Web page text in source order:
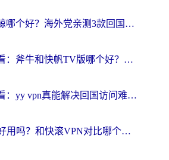
穿梭和巨鲸哪个好？海外党亲测3款回国加速器，教你避开90%的坑
海外党必看：斧牛和快帆TV版哪个好？3分钟选对回国加速器，无缝刷B站、追热剧
海外党必看：yy vpn真能解决回国访问难题？附云极initap测评+免费方案对比
穿梭VPN好用吗？和快滚VPN对比哪个回国效果更好？海外党选回国加速器必看指南